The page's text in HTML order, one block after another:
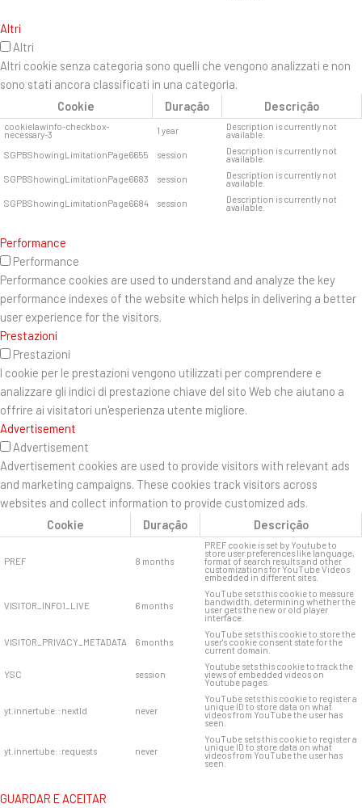
Altri
Altri
Altri cookie senza categoria sono quelli che vengono analizzati e non
sono stati ancora classificati in una categoria.
Cookie
Duração Descrição
cookielawinfo-checkbox-
necessary-3 1 year Description is currently not
available.
SGPBShowingLimitationPage6655
session Description is currently not
available.
SGPBShowingLimitationPage6683
session Description is currently not
available.
SGPBShowingLimitationPage6684
session Description is currently not
available.
Performance
Performance
Performance cookies are used to understand and analyze the key
performance indexes of the website which helps in delivering a better
user experience for the visitors.
Prestazioni
Prestazioni
I cookie per le prestazioni vengono utilizzati per comprendere e
analizzare gli indici di prestazione chiave del sito Web che aiutano a
offrire ai visitatori un'esperienza utente migliore.
Advertisement
Advertisement
Advertisement cookies are used to provide visitors with relevant ads
and marketing campaigns. These cookies track visitors across
websites and collect information to provide customized ads.
Cookie
Duração Descrição
PREF 8 months
PREF cookie is set by Youtube to
store user preferences like language,
format of search results and other
customizations for YouTube Videos
embedded in different sites.
VISITOR_INFO1_LIVE 6 months
YouTube sets this cookie to measure
bandwidth, determining whether the
user gets the new or old player
interface.
VISITOR_PRIVACY_METADATA 6 months
YouTube sets this cookie to store the
user's cookie consent state for the
current domain.
YSC session
Youtube sets this cookie to track the
views of embedded videos on
Youtube pages.
yt.innertube::nextId never
YouTube sets this cookie to register a
unique ID to store data on what
videos from YouTube the user has
seen.
yt.innertube::requests never
YouTube sets this cookie to register a
unique ID to store data on what
videos from YouTube the user has
seen.
GUARDAR E ACEITAR